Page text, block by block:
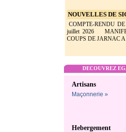
NOUVELLES DE
COMPTE-RENDU
juillet 2026
COUPS DE JARNAC
DECOUVREZ
Artisans
Maçonnerie »
Hebergement